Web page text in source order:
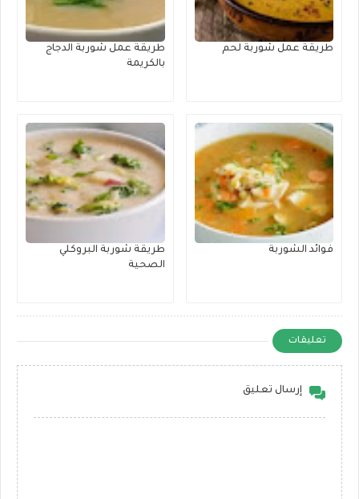
طريقة عمل شوربة لحم
طريقة عمل شوربة الدجاج
بالكريمة
فوائد الشوربة
طريقة شوربة البروكلي
الصحية
تعليقات
إرسال تعليق